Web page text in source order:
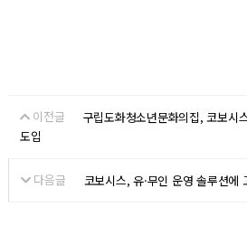
이전글
구립도화청소년문화의집, 코보시
도입
다음글
코보시스, 유·무인 운영 솔루션에